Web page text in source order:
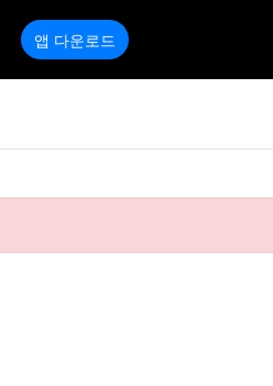
앱 다운로드